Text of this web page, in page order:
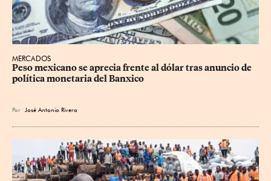
MERCADOS
Peso mexicano se aprecia frente al dólar tras anuncio de
política monetaria del Banxico
Por José Antonio Rivera